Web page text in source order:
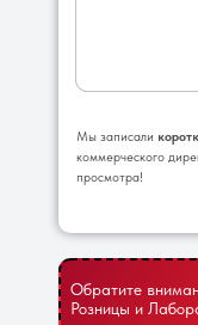
Мы записали
коммерческого
просмотра!
Обратите
Розницы и